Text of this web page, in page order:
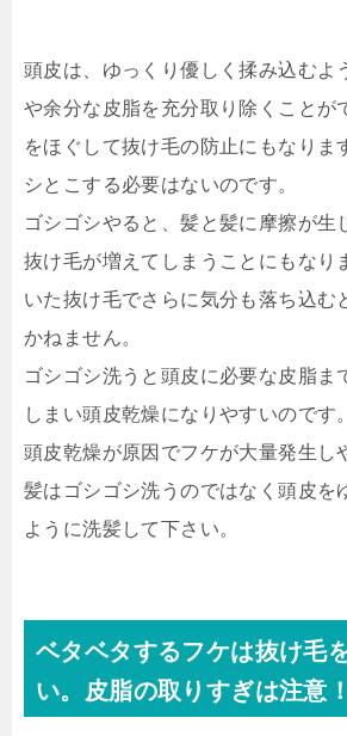
頭皮は、ゆっくり優しく揉み込むよ
や余分な皮脂を充分取り除くことが
をほぐして抜け毛の防止にもなりま
シとこする必要はないのです。
ゴシゴシやると、髪と髪に摩擦が生
抜け毛が増えてしまうことにもなり
いた抜け毛でさらに気分も落ち込む
かねません。
ゴシゴシ洗うと頭皮に必要な皮脂ま
しまい頭皮乾燥になりやすいのです。
頭皮乾燥が原因でフケが大量発生し
髪はゴシゴシ洗うのではなく頭皮を
ように洗髪して下さい。
ベタベタするフケは抜け毛
い。皮脂の取りすぎは注意！